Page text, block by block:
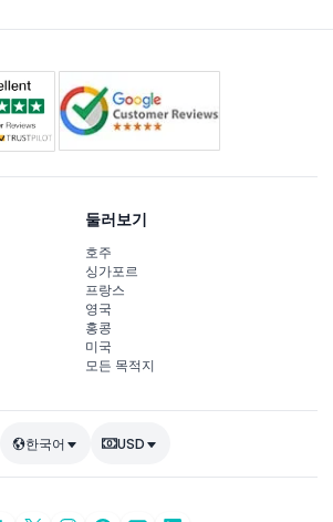
둘러보기
호주
싱가포르
프랑스
영국
홍콩
미국
모든 목적지
한국어 USD